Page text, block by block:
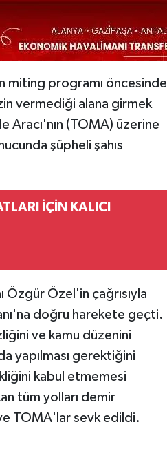
miting programı öncesinde
vermediği alana girmek
Aracı'nın (TOMA) üzerine
şüpheli şahıs
İÇİN KALICI
Özgür Özel'in çağrısıyla
doğru harekete geçti.
ve kamu düzenini
yapılması gerektiğini
kabul etmemesi
tüm yolları demir
TOMA'lar sevk edildi.